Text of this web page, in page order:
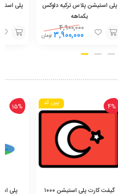
پلی استیشن پلاس ترکیه دلوکس
یکماهه
4,900,000
3,900,000 تومان
سبد
پلی
سبد
پین کد 4%
گیفت کارت پلی استیشن ۱۰۰۰
15%
پلی